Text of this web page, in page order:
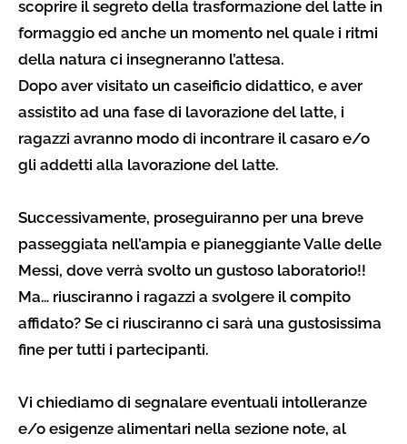
scoprire il segreto della trasformazione del latte in
formaggio ed anche un momento nel quale i ritmi
della natura ci insegneranno l’attesa.
Dopo aver visitato un caseificio didattico, e aver
assistito ad una fase di lavorazione del latte, i
ragazzi avranno modo di incontrare il casaro e/o
gli addetti alla lavorazione del latte.
Successivamente, proseguiranno per una breve
passeggiata nell’ampia e pianeggiante Valle delle
Messi, dove verrà svolto un gustoso laboratorio!!
Ma… riusciranno i ragazzi a svolgere il compito
affidato? Se ci riusciranno ci sarà una gustosissima
fine per tutti i partecipanti.
Vi chiediamo di segnalare eventuali intolleranze
e/o esigenze alimentari nella sezione note, al